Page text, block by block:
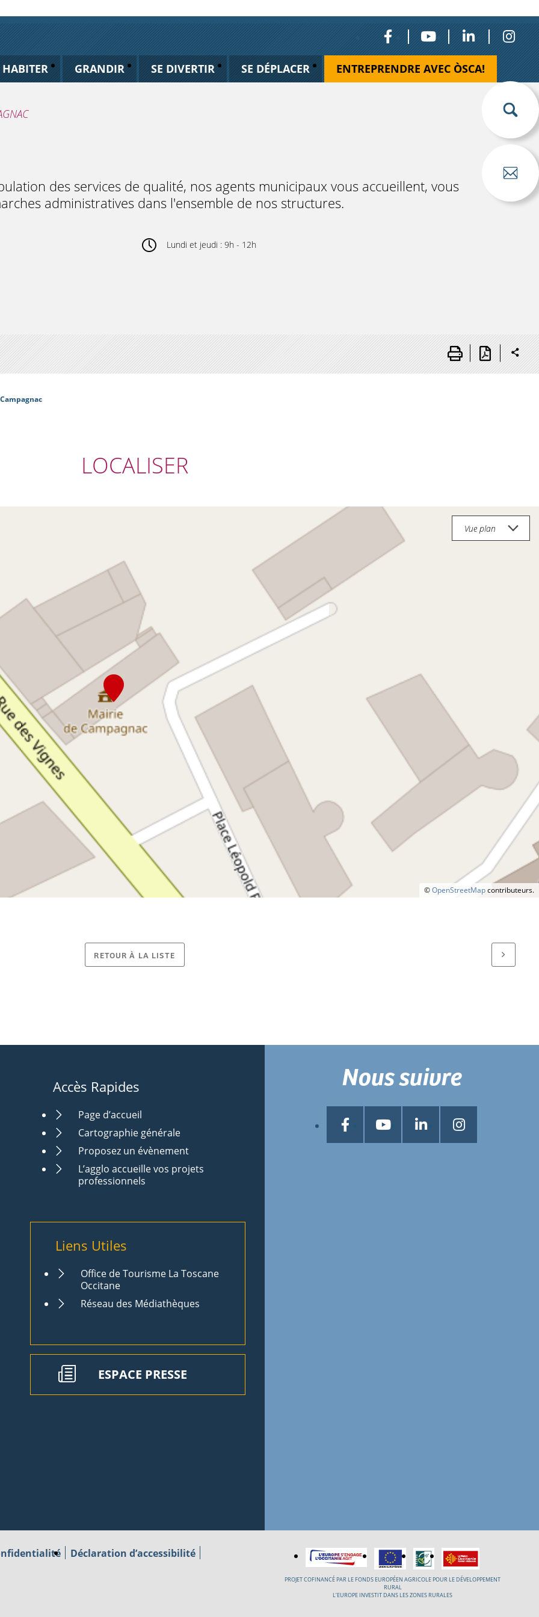
HABITER GRANDIR SE DIVERTIR SE DÉPLACER ENTREPRENDRE AVEC ÒSCA!
des services de qualité, nos agents municipaux vous accueillent, vous
administratives dans l'ensemble de nos structures.
Lundi et jeudi : 9h - 12h
LOCALISER
©OpenStreetMapcontributeurs.
RETOUR À LA LISTE
Accès Rapides
Page d’accueil
Cartographie générale
Proposez un évènement
L’agglo accueille vos projets
professionnels
Liens Utiles
Office de Tourisme La Toscane
Occitane
Réseau des Médiathèques
ESPACE PRESSE
Nous suivre
Déclaration d’accessibilité
PROJET COFINANCÉ PAR LE FONDS EUROPÉEN AGRICOLE POUR LE DÉVELOPPEMENT
RURAL
L’EUROPE INVESTIT DANS LES ZONES RURALES